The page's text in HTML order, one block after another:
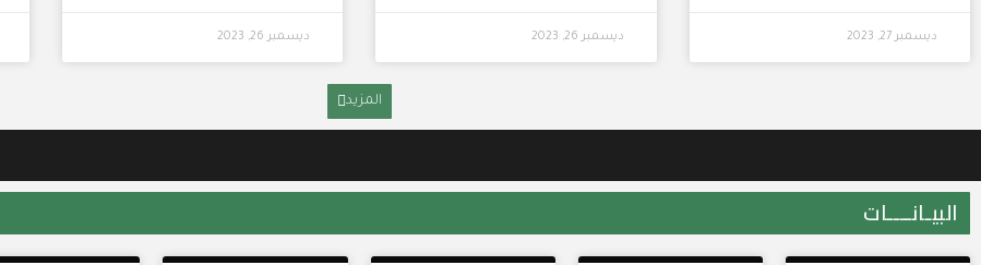
ديسمبر 27, 2023 ديسمبر 26, 2023 ديسمبر 26, 2023
المزيد
البيـانــــات